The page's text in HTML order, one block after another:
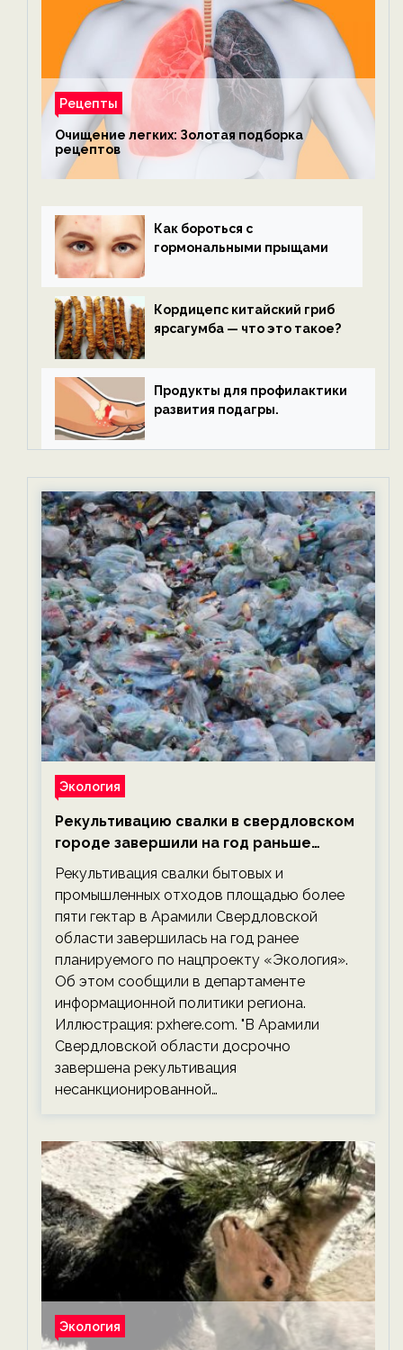
Рецепты
Очищение легких: Золотая подборка
рецептов
Как бороться с
гормональными прыщами
Кордицепс китайский гриб
ярсагумба — что это такое?
Продукты для профилактики
развития подагры.
Экология
Рекультивацию свалки в свердловском
городе завершили на год раньше
планируемого срока — новости
экологии на ECOportal
Рекультивация свалки бытовых и
промышленных отходов площадью более
пяти гектар в Арамили Свердловской
области завершилась на год ранее
планируемого по нацпроекту «Экология».
Об этом сообщили в департаменте
информационной политики региона.
Иллюстрация: pxhere.com. "В Арамили
Свердловской области досрочно
завершена рекультивация
несанкционированной…
Экология